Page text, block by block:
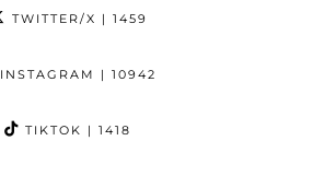
TWITTER/X | 1459
INSTAGRAM | 10942
TIKTOK | 1418